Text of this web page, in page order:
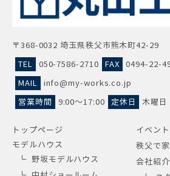
〒368-0032 埼玉県秩父市熊木町42-29
TEL
050-7586-2710 FAX
0494-22-
MAIL
info@my-works.co.jp
営業時間
9:00～17:00 定休日 木曜日
トップページ
モデルハウス
野坂モデルハウス
イベン
秩父で
会社紹介